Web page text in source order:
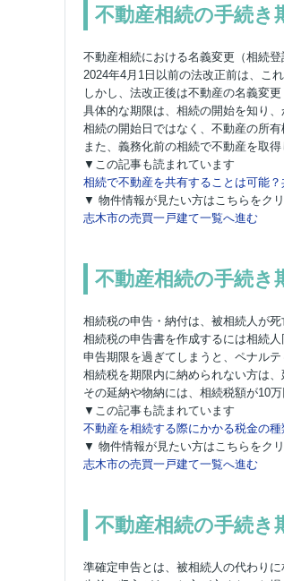
不動産相続の手続き
不動産相続における名義変更（相続
2024年4月1日以前の法改正前は、こ
しかし、法改正後は不動産の名義変
具体的な期限は、相続の開始を知り
相続の開始日ではなく、不動産の所
また、義務化前の相続で不動産を取
▼この記事も読まれています
相続で不動産を共有することは可能
▼ 物件情報が見たい方はこちらをク
志木市の売買一戸建て一覧へ進む
不動産相続の手続
相続税の申告・納付は、被相続人が
相続税の申告書を作成するには相続
申告期限を過ぎてしまうと、ペナル
相続税を期限内に納められない方は
その延納や物納には、相続税額が10
▼この記事も読まれています
不動産を相続する際にかかる税金の
▼ 物件情報が見たい方はこちらをク
志木市の売買一戸建て一覧へ進む
不動産相続の手続
準確定申告とは、被相続人の代わり